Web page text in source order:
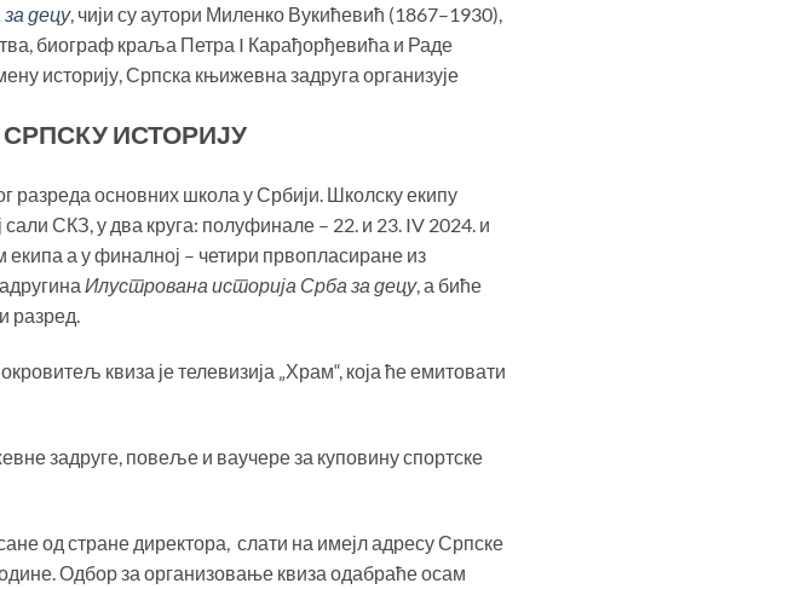
децу, чији су аутори Миленко Вукићевић (1867–1930),
биограф краља Петра I Карађорђевића и Раде
историју, Српска књижевна задруга организује
ИСТОРИЈУ
разреда основних школа у Србији. Школску екипу
СКЗ, у два круга: полуфинале – 22. и 23. IV 2024. и
а у финалној – четири првопласиране из
Илустрована историја Срба за децу, а биће
разред.
квиза је телевизија „Храм“, која ће емитовати
задруге, повеље и ваучере за куповину спортске
од стране директора, слати на имејл адресу Српске
Одбор за организовање квиза одабраће осам